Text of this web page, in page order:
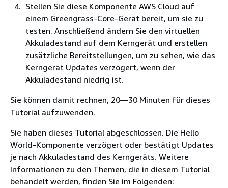
Stellen Sie diese Komponente AWS Cloud auf
einem Greengrass-Core-Gerät bereit, um sie zu
testen. Anschließend ändern Sie den virtuellen
Akkuladestand auf dem Kerngerät und erstellen
zusätzliche Bereitstellungen, um zu sehen, wie das
Kerngerät Updates verzögert, wenn der
Akkuladestand niedrig ist.
Sie können damit rechnen, 20—30 Minuten für dieses
Tutorial aufzuwenden.
Sie haben dieses Tutorial abgeschlossen. Die Hello
World-Komponente verzögert oder bestätigt Updates
je nach Akkuladestand des Kerngeräts. Weitere
Informationen zu den Themen, die in diesem Tutorial
behandelt werden, finden Sie im Folgenden: